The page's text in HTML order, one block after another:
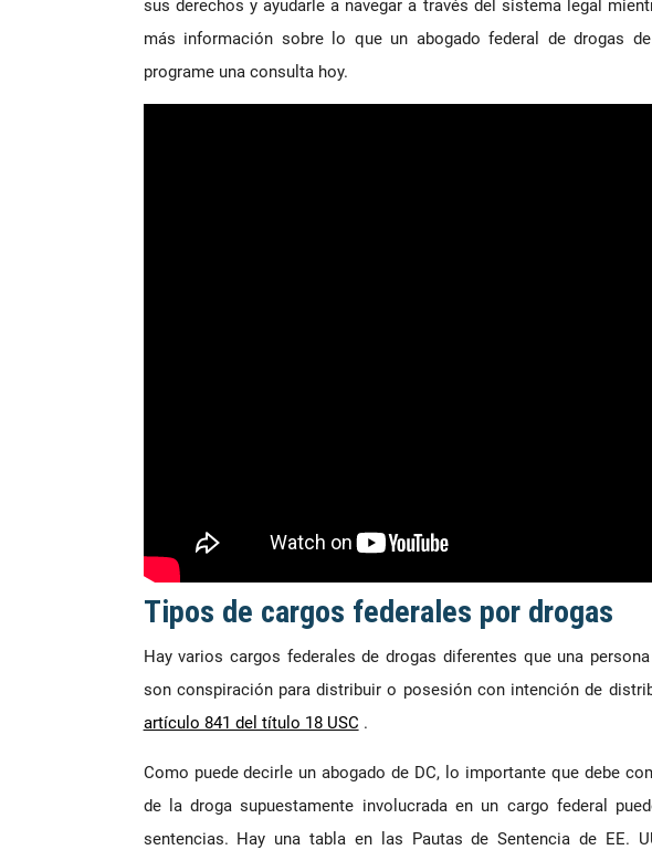
sus derechos y ayudarle a navegar a través del sistema legal
más información sobre lo que un abogado federal de drogas
programe una consulta hoy.
Tipos de cargos federales por drogas
Hay varios cargos federales de drogas diferentes que una
son conspiración para distribuir o posesión con intención de
artículo 841 del título 18 USC .
Como puede decirle un abogado de DC, lo importante que debe
de la droga supuestamente involucrada en un cargo federal
sentencias. Hay una tabla en las Pautas de Sentencia de EE.